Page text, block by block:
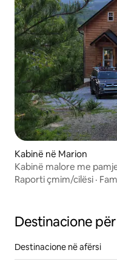
Kabinë në Marion
Kabinë malore me
Raporti çmim/cilësi ·
Destinacione
Destinacione në afërsi